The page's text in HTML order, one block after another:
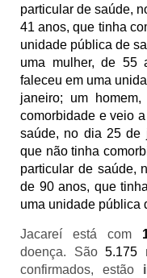
particular de saúde,
41 anos, que tinha
unidade pública de
uma mulher, de 55
faleceu em uma
janeiro; um
comorbidade e veio
saúde, no dia 25 de
que não tinha
particular de saúde,
de 90 anos, que
uma unidade pública
Jacareí está com
doença. São5.175
confirmados, estão